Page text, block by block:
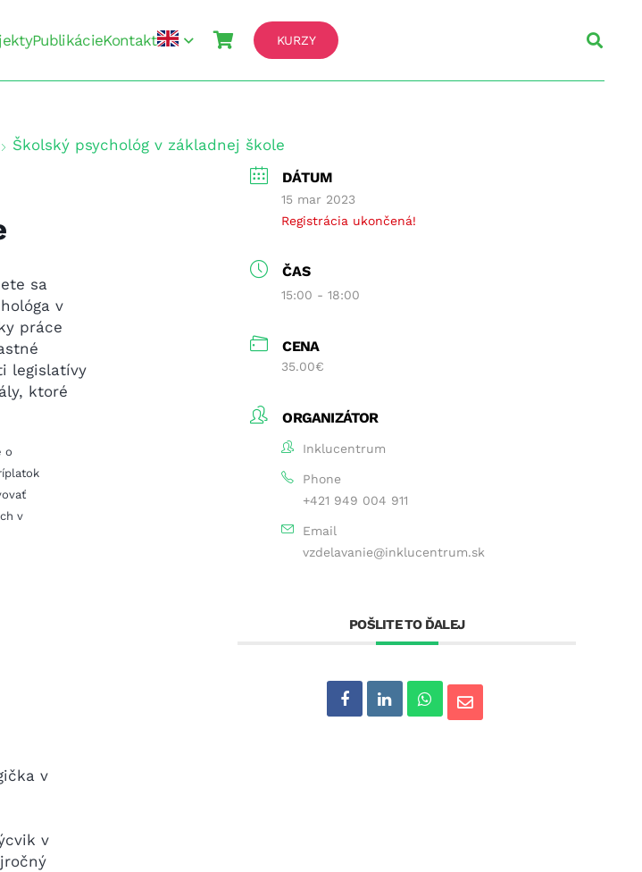
PublikácieKontakt KURZY
Školský psychológ v základnej škole
sa
v
práce
legislatívy
ktoré
o
v
v
v
DÁTUM
15 mar 2023
Registrácia ukončená!
ČAS
15:00 - 18:00
CENA
35.00€
ORGANIZÁTOR
Inklucentrum
Phone
+421 949 004 911
Email
vzdelavanie@inklucentrum.sk
POŠLITE TO ĎALEJ